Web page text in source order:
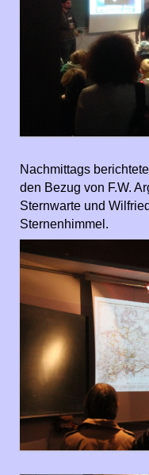
Nachmittags
den Bezug von F.W.
Sternwarte und
Sternenhimmel.